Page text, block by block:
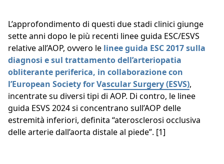
L’approfondimento di questi due stadi clinici giunge
sette anni dopo le più recenti linee guida ESC/ESVS
relative all’AOP, ovvero le linee guida ESC 2017 sulla
diagnosi e sul trattamento dell’arteriopatia
obliterante periferica, in collaborazione con
l’European Society for Vascular Surgery (ESVS),
incentrate su diversi tipi di AOP. Di contro, le linee
guida ESVS 2024 si concentrano sull’AOP delle
estremità inferiori, definita “aterosclerosi occlusiva
delle arterie dall’aorta distale al piede”. [1]